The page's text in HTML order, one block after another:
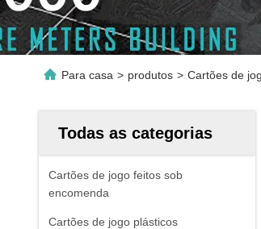
Para casa > produtos > Cartões de
Todas as categorias
Cartões de jogo feitos sob
encomenda
Cartões de jogo plásticos